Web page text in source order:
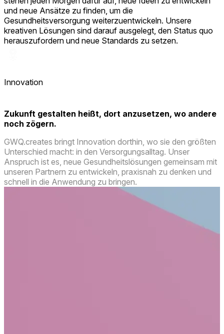
und neue Ansätze zu finden, um die
Gesundheitsversorgung weiterzuentwickeln. Unsere
kreativen Lösungen sind darauf ausgelegt, den Status quo
herauszufordern und neue Standards zu setzen.
Innovation
Zukunft gestalten heißt, dort anzusetzen, wo andere
noch zögern.
GWQ.creates bringt Innovation dorthin, wo sie den größten
Unterschied macht: in den Versorgungsalltag. Unser
Anspruch ist es, neue Gesundheitslösungen gemeinsam mit
unseren Partnern zu entwickeln, praxisnah zu denken und
schnell in die Anwendung zu bringen.